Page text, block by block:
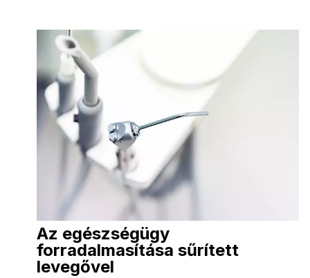
Az egészségügy
forradalmasítása sűrített
levegővel